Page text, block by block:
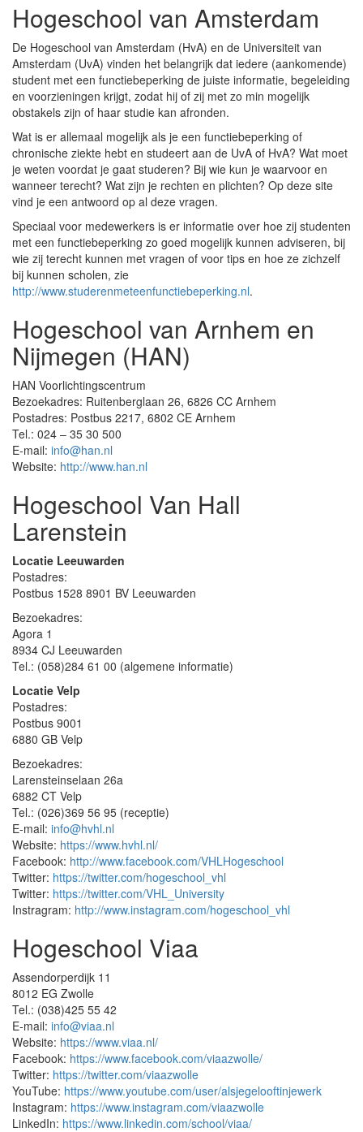
Hogeschool van Amsterdam
De Hogeschool van Amsterdam (HvA) en de Universiteit van
Amsterdam (UvA) vinden het belangrijk dat iedere (aankomende)
student met een functiebeperking de juiste informatie, begeleiding
en voorzieningen krijgt, zodat hij of zij met zo min mogelijk
obstakels zijn of haar studie kan afronden.
Wat is er allemaal mogelijk als je een functiebeperking of
chronische ziekte hebt en studeert aan de UvA of HvA? Wat moet
je weten voordat je gaat studeren? Bij wie kun je waarvoor en
wanneer terecht? Wat zijn je rechten en plichten? Op deze site
vind je een antwoord op al deze vragen.
Speciaal voor medewerkers is er informatie over hoe zij studenten
met een functiebeperking zo goed mogelijk kunnen adviseren, bij
wie zij terecht kunnen met vragen of voor tips en hoe ze zichzelf
bij kunnen scholen, zie
http://www.studerenmeteenfunctiebeperking.nl.
Hogeschool van Arnhem en
Nijmegen (HAN)
HAN Voorlichtingscentrum
Bezoekadres: Ruitenberglaan 26, 6826 CC Arnhem
Postadres: Postbus 2217, 6802 CE Arnhem
Tel.: 024 – 35 30 500
E-mail: info@han.nl
Website: http://www.han.nl
Hogeschool Van Hall
Larenstein
Locatie Leeuwarden
Postadres:
Postbus 1528 8901 BV Leeuwarden
Bezoekadres:
Agora 1
8934 CJ Leeuwarden
Tel.: (058)284 61 00 (algemene informatie)
Locatie Velp
Postadres:
Postbus 9001
6880 GB Velp
Bezoekadres:
Larensteinselaan 26a
6882 CT Velp
Tel.: (026)369 56 95 (receptie)
E-mail: info@hvhl.nl
Website: https://www.hvhl.nl/
Facebook: http://www.facebook.com/VHLHogeschool
Twitter: https://twitter.com/hogeschool_vhl
Twitter: https://twitter.com/VHL_University
Instragram: http://www.instagram.com/hogeschool_vhl
Hogeschool Viaa
Assendorperdijk 11
8012 EG Zwolle
Tel.: (038)425 55 42
E-mail: info@viaa.nl
Website: https://www.viaa.nl/
Facebook: https://www.facebook.com/viaazwolle/
Twitter: https://twitter.com/viaazwolle
YouTube: https://www.youtube.com/user/alsjegelooftinjewerk
Instagram: https://www.instagram.com/viaazwolle
LinkedIn: https://www.linkedin.com/school/viaa/